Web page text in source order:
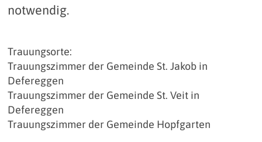
notwendig.
Trauungsorte:
Trauungszimmer der Gemeinde St. Jakob in
Defereggen
Trauungszimmer der Gemeinde St. Veit in
Defereggen
Trauungszimmer der Gemeinde Hopfgarten